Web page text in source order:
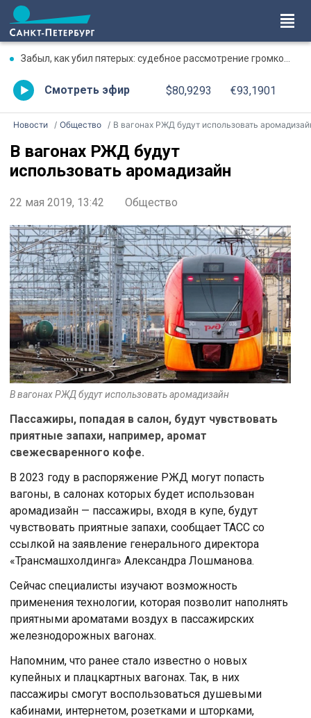
Забыл, как убил пятерых: судебное рассмотрение громкого дела о массовом убийстве в Липной Горке приостановлено
Смотреть эфир $80,9293 €93,1901
Новости Общество В вагонах РЖД будут использовать
В вагонах РЖД будут
использовать аромадизайн
22 мая 2019, 13:42 Общество
В вагонах РЖД будут использовать аромадизайн
Пассажиры, попадая в салон, будут чувствовать
приятные запахи, например, аромат
свежесваренного кофе.
В 2023 году в распоряжение РЖД могут попасть
вагоны, в салонах которых будет использован
аромадизайн — пассажиры, входя в купе, будут
чувствовать приятные запахи, сообщает ТАСС со
ссылкой на заявление генерального директора
«Трансмашхолдинга» Александра Лошманова.
Сейчас специалисты изучают возможность
применения технологии, которая позволит наполнять
приятными ароматами воздух в пассажирских
железнодорожных вагонах.
Напомним, что ранее стало известно о новых
купейных и плацкартных вагонах. Так, в них
пассажиры смогут воспользоваться душевыми
кабинами, интернетом, розетками и шторками,